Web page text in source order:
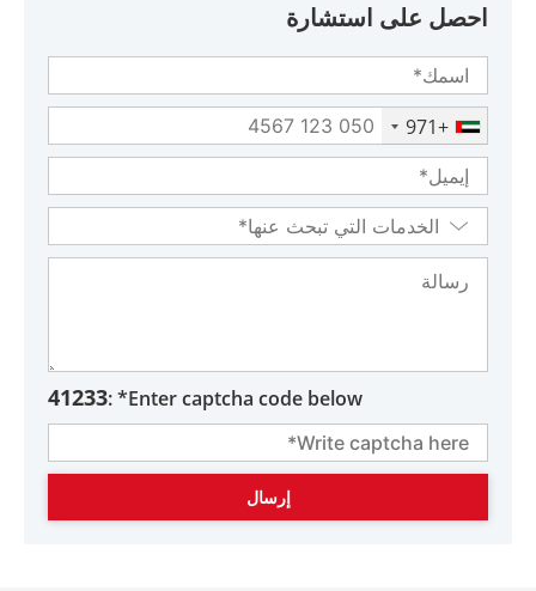
احصل على استشارة
+971
Enter captcha code below* :
41233